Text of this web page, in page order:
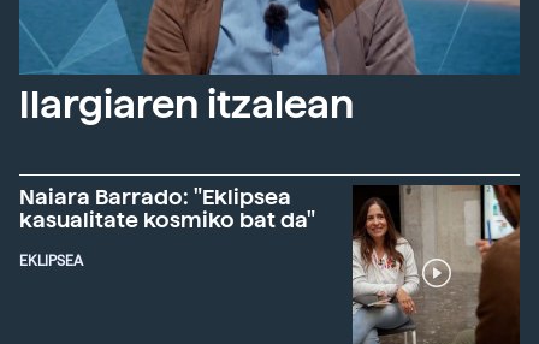
Ilargiaren itzalean
Naiara Barrado: "Eklipsea
kasualitate kosmiko bat da"
EKLIPSEA